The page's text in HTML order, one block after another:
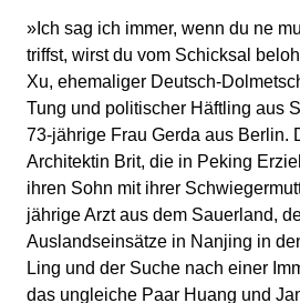
»Ich sag ich immer, wenn du ne
triffst, wirst du vom Schicksal
Xu, ehemaliger Deutsch-
Tung und politischer Häftling aus
73-jährige Frau Gerda aus Berlin.
Architektin Brit, die in Peking
ihren Sohn mit ihrer
jährige Arzt aus dem Sauerland,
Auslandseinsätze in Nanjing in
Ling und der Suche nach einer
das ungleiche Paar Huang und